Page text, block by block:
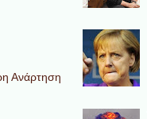
Ανάρτηση